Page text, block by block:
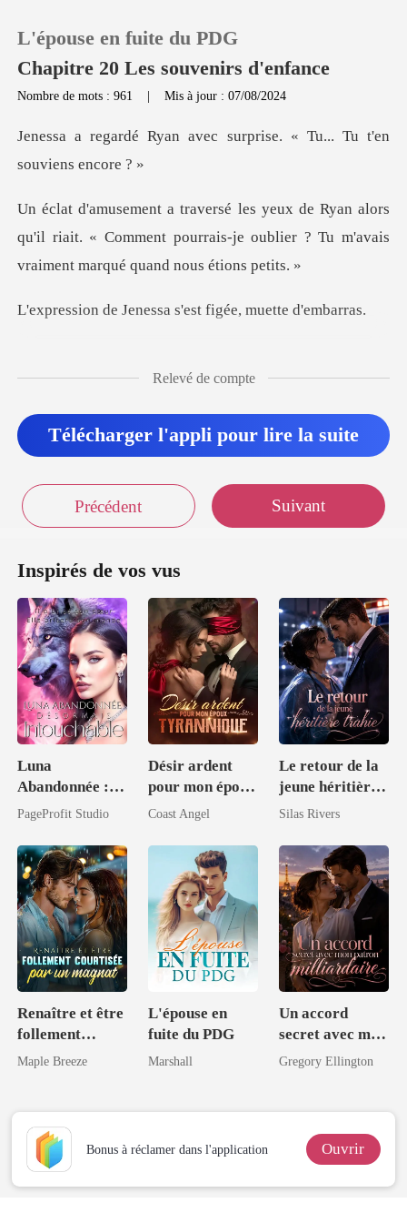
0
Historique
L'épouse en fuite du PDG
Chapitre 20 Les souvenirs d'enfance
Nombre de mots : 961 |Mis à jour : 07/08/2024
vec surprise. « Tu... Tu
ors
qu'il riait. « Comment pourrais-je oublier ? Tu
nessa s'est figée,
Relevé de compte
Télécharger l'appli pour lire la suite
Précédent Suivant
Inspirés de vos vus
Luna
Abandonnée :
Désormais
PageProfit Studio
Désir ardent
pour mon époux
tyrannique
Coast Angel
Le retour de la
jeune héritière
trahie
Silas Rivers
Renaître et être
follement
courtisée par un
Maple Breeze
L'épouse en
fuite du PDG
Marshall
Un accord
secret avec mon
patron
Gregory Ellington
Bonus à réclamer dans l'application Ouvrir